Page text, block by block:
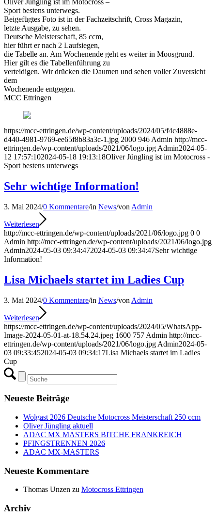
Sport bestens unterwegs.
Beigefügtes Foto ist in der Fachzeitschrift, Cross Magazin,
letzte Ausgabe, zu sehen.
Deutsche Meisterschaft, 85 ccm,
hier führt er nach 2 Laufsiegen,
die Tabelle an. Am Wochenende geht es weiter in Moosgrund.
Hier gilt es die Tabellenführung zu
verteidigen. Wir drücken die Daumen und sehen voller Zuversicht
dem
Wochenende entgegen.
MCC Ettringen
https://mcc-ettringen.de/wp-content/uploads/2024/05/f4c4888e-
d440-4981-9769-ee65f8b83a3c-1.jpg 2000 946 Admin http://mcc-
ettringen.de/wp-content/uploads/2021/06/logo.jpg Admin2024-05-
12 17:57:102024-05-18 19:13:18Oliver Jüngling ist im Motocross -
Sport bestens unterwegs
Sehr wichtige Information!
3. Mai 2024/0 Kommentare/in News/von Admin
Weiterlesen
http://mcc-ettringen.de/wp-content/uploads/2021/06/logo.jpg 0 0
Admin http://mcc-ettringen.de/wp-content/uploads/2021/06/logo.jpg
Admin2024-05-03 09:34:472024-05-03 09:34:47Sehr wichtige
Information!
Lisa Michaels startet im Ladies Cup
3. Mai 2024/0 Kommentare/in News/von Admin
Weiterlesen
https://mcc-ettringen.de/wp-content/uploads/2024/05/WhatsApp-
Image-2024-05-01-at-18.54.24.jpeg 1600 757 Admin http://mcc-
ettringen.de/wp-content/uploads/2021/06/logo.jpg Admin2024-05-
03 09:33:452024-05-03 09:34:17Lisa Michaels startet im Ladies
Cup
Neueste Beiträge
Wolgast 2026 Deutsche Motocross Meisterschaft 250 ccm
Oliver Jüngling aktuell
ADAC MX MASTERS BITCHE FRANKREICH
PFINGSTRENNEN 2026
ADAC MX-MASTERS
Neueste Kommentare
Thomas Unzen zu Motocross Ettringen
Archiv